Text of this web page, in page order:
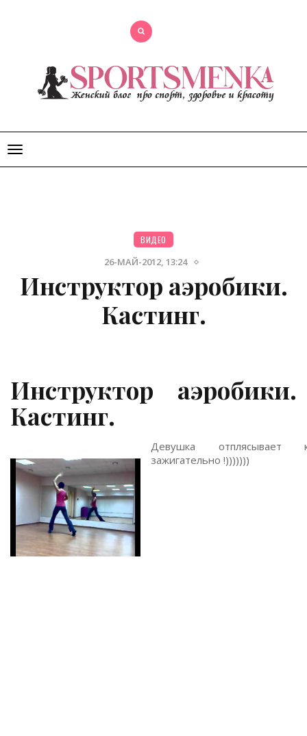
Открыть
меню
ВИДЕО
26-МАЙ-2012, 13:24
Инструктор аэробики.
Кастинг.
Инструктор аэробики.
Кастинг.
Девушка отплясывает
зажигательно !)))))))